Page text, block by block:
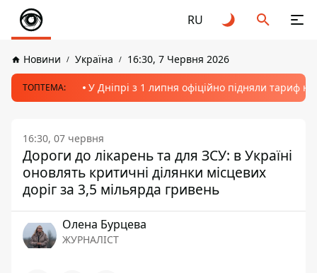
RU
Новини Україна 16:30, 7 Червня 2026
ТОПТЕМА: У Дніпрі з 1 липня офіційно підняли тариф
16:30, 07 червня
Дороги до лікарень та для ЗСУ: в Україні
оновлять критичні ділянки місцевих
доріг за 3,5 мільярда гривень
Олена Бурцева
ЖУРНАЛІСТ